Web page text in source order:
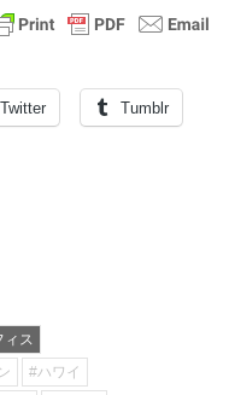
Twitter Tumblr
ィス
#ハワイ